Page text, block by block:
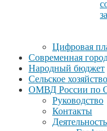
Цифровая
Современная
Народный бюджет
Сельское хозяйство
ОМВД России по
Руководство
Контакты
Деятельность